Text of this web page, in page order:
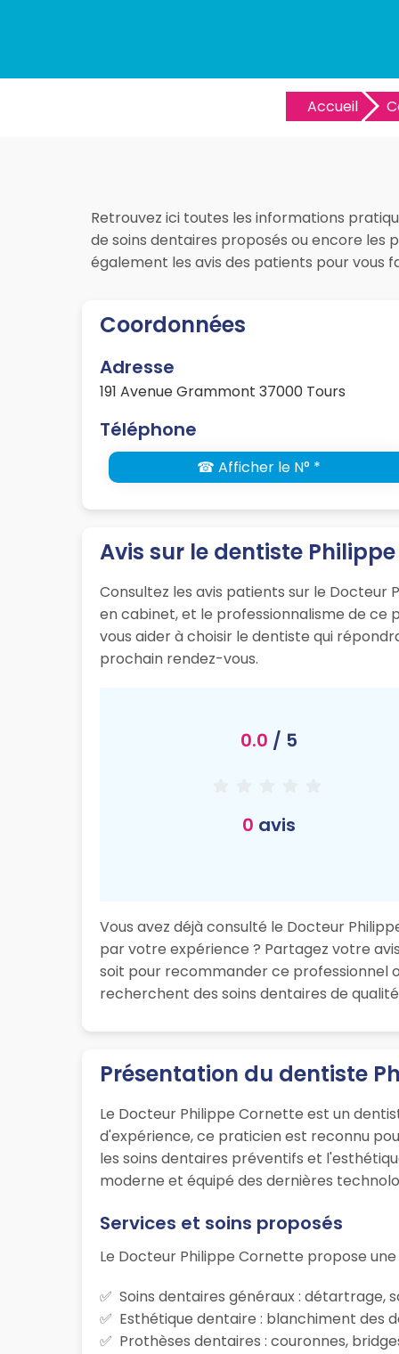
Accueil
Retrouvez ici toutes les informations
de soins dentaires proposés ou encore les
également les avis des patients pour vous
Coordonnées
Adresse
191 Avenue Grammont 37000 Tours
Téléphone
☎ Afficher le N° *
Avis sur le dentiste
Consultez les avis patients sur le Docteur
en cabinet, et le professionnalisme de
vous aider à choisir le dentiste qui
prochain rendez-vous.
0.0 / 5
0 avis
Vous avez déjà consulté le Docteur
par votre expérience ? Partagez votre
soit pour recommander ce professionnel
recherchent des soins dentaires de
Présentation du dentiste
Le Docteur Philippe Cornette est un
d'expérience, ce praticien est reconnu
les soins dentaires préventifs et
moderne et équipé des dernières
Services et soins proposés
Le Docteur Philippe Cornette propose
Soins dentaires généraux : détartrage,
Esthétique dentaire : blanchiment des
Prothèses dentaires : couronnes,